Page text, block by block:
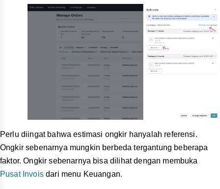
Perlu diingat bahwa estimasi ongkir hanyalah referensi.
Ongkir sebenarnya mungkin berbeda tergantung beberapa
faktor. Ongkir sebenarnya bisa dilihat dengan membuka
Pusat Invoisdari menu Keuangan.